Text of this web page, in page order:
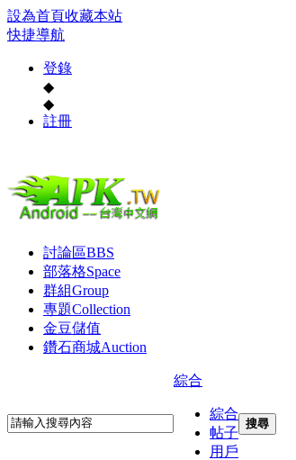
設為首頁收藏本站
快捷導航
登錄
◆
◆
註冊
討論區BBS
部落格Space
群組Group
專題Collection
金豆儲值
鑽石商城Auction
綜合
綜合
帖子
用戶
搜尋